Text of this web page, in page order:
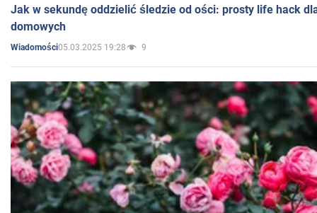
Jak w sekundę oddzielić śledzie od ości: prosty life hack
domowych
Wiadomości05.03.2025 19:28 9